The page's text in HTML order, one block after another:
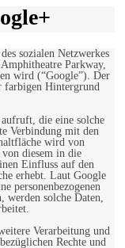
sozialen Netzwerkes
Parkway,
wird (“Google”). Der
farbigen Hintergrund
aufruft, die eine solche
Verbindung mit den
wird von
diesem in die
Einfluss auf den
erhebt. Laut Google
personenbezogenen
werden solche Daten,
Verarbeitung und
Rechte und